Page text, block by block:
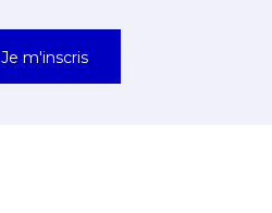
Je m'inscris